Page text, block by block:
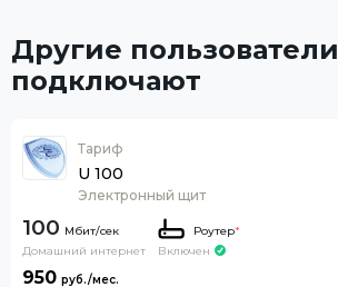
Другие пользователи
подключают
Тариф
U 100
Электронный щит
100
Домашний интернет
Роутер*
Включен
950